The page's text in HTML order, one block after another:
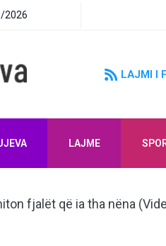
2026
LAJMI I
LAJME